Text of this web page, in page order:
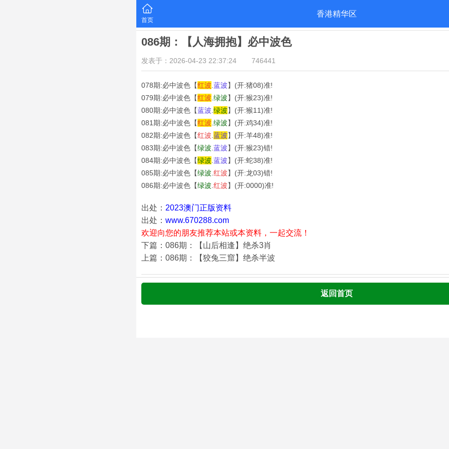
首页
香港精华区
086期：【人海拥抱】必中波色
发表于：2026-04-23 22:37:24 746441
078期:必中波色【红波 蓝波】(开:猪08)准!
079期:必中波色【红波 绿波】(开:猴23)准!
080期:必中波色【蓝波 绿波】(开:猴11)准!
081期:必中波色【红波 绿波】(开:鸡34)准!
082期:必中波色【红波 蓝波】(开:羊48)准!
083期:必中波色【绿波 蓝波】(开:猴23)错!
084期:必中波色【绿波 蓝波】(开:蛇38)准!
085期:必中波色【绿波 红波】(开:龙03)错!
086期:必中波色【绿波 红波】(开:0000)准!
出处： 2023澳门正版资料
出处： www.670288.com
欢迎向您的朋友推荐本站或本资料，一起交流！
下篇：086期：【山后相逢】绝杀3肖
上篇：086期：【狡兔三窟】绝杀半波
返回首页